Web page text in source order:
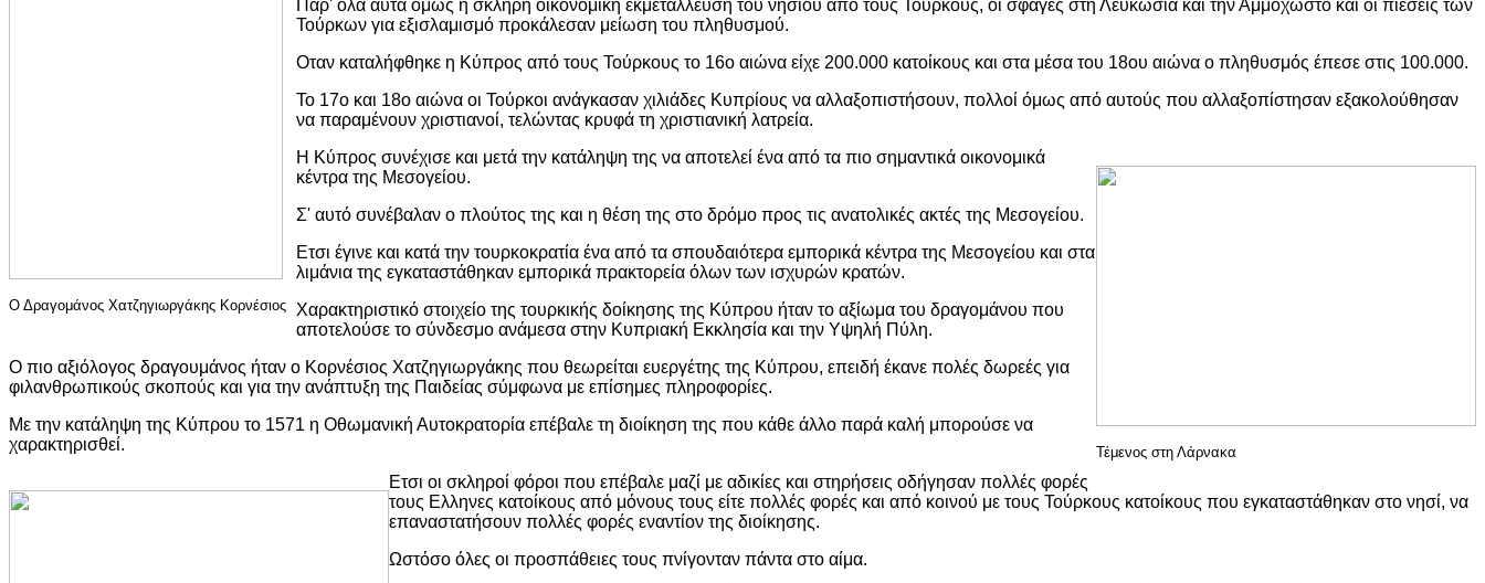
Ο Δραγομάνος Χατζηγιωργάκης Κορνέσιος
Παρ' όλα αυτά όμως η σκληρή οικονομική εκμετάλλευση του νησιού από τους Τούρκους, οι σφαγές στη Λευκωσία και την Αμμόχωστο και οι πιέσεις των
Τούρκων για εξισλαμισμό προκάλεσαν μείωση του πληθυσμού.
Οταν καταλήφθηκε η Κύπρος από τους Τούρκους το 16ο αιώνα είχε 200.000 κατοίκους και στα μέσα του 18ου αιώνα ο πληθυσμός έπεσε στις 100.000.
Το 17ο και 18ο αιώνα οι Τούρκοι ανάγκασαν χιλιάδες Κυπρίους να αλλαξοπιστήσουν, πολλοί όμως από αυτούς που αλλαξοπίστησαν εξακολούθησαν
να παραμένουν χριστιανοί, τελώντας κρυφά τη χριστιανική λατρεία.
Τέμενος στη Λάρνακα
Η Κύπρος συνέχισε και μετά την κατάληψη της να αποτελεί ένα από τα πιο σημαντικά οικονομικά
κέντρα της Μεσογείου.
Σ' αυτό συνέβαλαν ο πλούτος της και η θέση της στο δρόμο προς τις ανατολικές ακτές της Μεσογείου.
Ετσι έγινε και κατά την τουρκοκρατία ένα από τα σπουδαιότερα εμπορικά κέντρα της Μεσογείου και στα
λιμάνια της εγκαταστάθηκαν εμπορικά πρακτορεία όλων των ισχυρών κρατών.
Χαρακτηριστικό στοιχείο της τουρκικής δοίκησης της Κύπρου ήταν το αξίωμα του δραγομάνου που
αποτελούσε το σύνδεσμο ανάμεσα στην Κυπριακή Εκκλησία και την Υψηλή Πύλη.
Ο πιο αξιόλογος δραγουμάνος ήταν ο Κορνέσιος Χατζηγιωργάκης που θεωρείται ευεργέτης της Κύπρου, επειδή έκανε πολές δωρεές για
φιλανθρωπικούς σκοπούς και για την ανάπτυξη της Παιδείας σύμφωνα με επίσημες πληροφορίες.
Με την κατάληψη της Κύπρου το 1571 η Οθωμανική Αυτοκρατορία επέβαλε τη διοίκηση της που κάθε άλλο παρά καλή μπορούσε να
χαρακτηρισθεί.
Ετσι οι σκληροί φόροι που επέβαλε μαζί με αδικίες και στηρήσεις οδήγησαν πολλές φορές
τους Ελληνες κατοίκους από μόνους τους είτε πολλές φορές και από κοινού με τους Τούρκους κατοίκους που εγκαταστάθηκαν στο νησί, να
επαναστατήσουν πολλές φορές εναντίον της διοίκησης.
Ωστόσο όλες οι προσπάθειες τους πνίγονταν πάντα στο αίμα.